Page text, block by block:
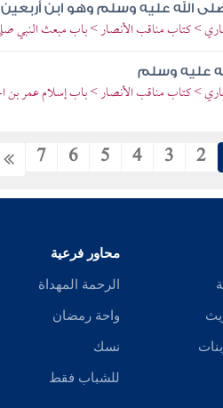
الله عليه وسلم وهو ابن أربعين
> كتاب مناقب الأنصار > باب مبعث النبي
عليه وسلم
> كتاب مناقب الأنصار > باب إسلام عمر بن
2
3
4
5
6
7
محاور فرعية
الرحمة المهداة
واحة رمضان
نسك
للشباب فقط